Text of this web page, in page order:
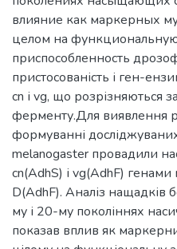
влияние как маркерных
целом на
приспособленность
пристосованість і ген-
cn і vg, що розрізняються
ферменту.Для виявлення
формуванні
melanogaster провадили
cn(AdhS) і vg(AdhF)
D(AdhF). Аналіз нащадків
му і 20-му поколіннях
показав вплив як